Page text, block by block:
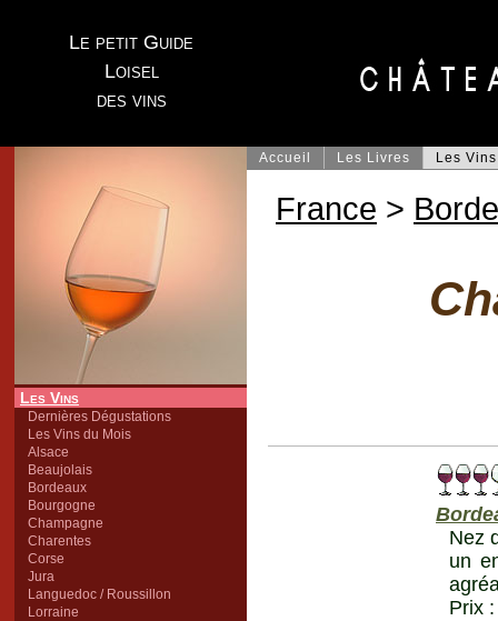
Le petit Guide
Loisel
des vins
Les Vins
Dernières Dégustations
Les Vins du Mois
Alsace
Beaujolais
Bordeaux
Bourgogne
Champagne
Charentes
Corse
Jura
Languedoc / Roussillon
Lorraine
Accueil Les Livres Les Vins
France >
Nez
un
Prix :